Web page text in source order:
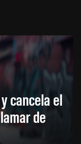
cancela el
de